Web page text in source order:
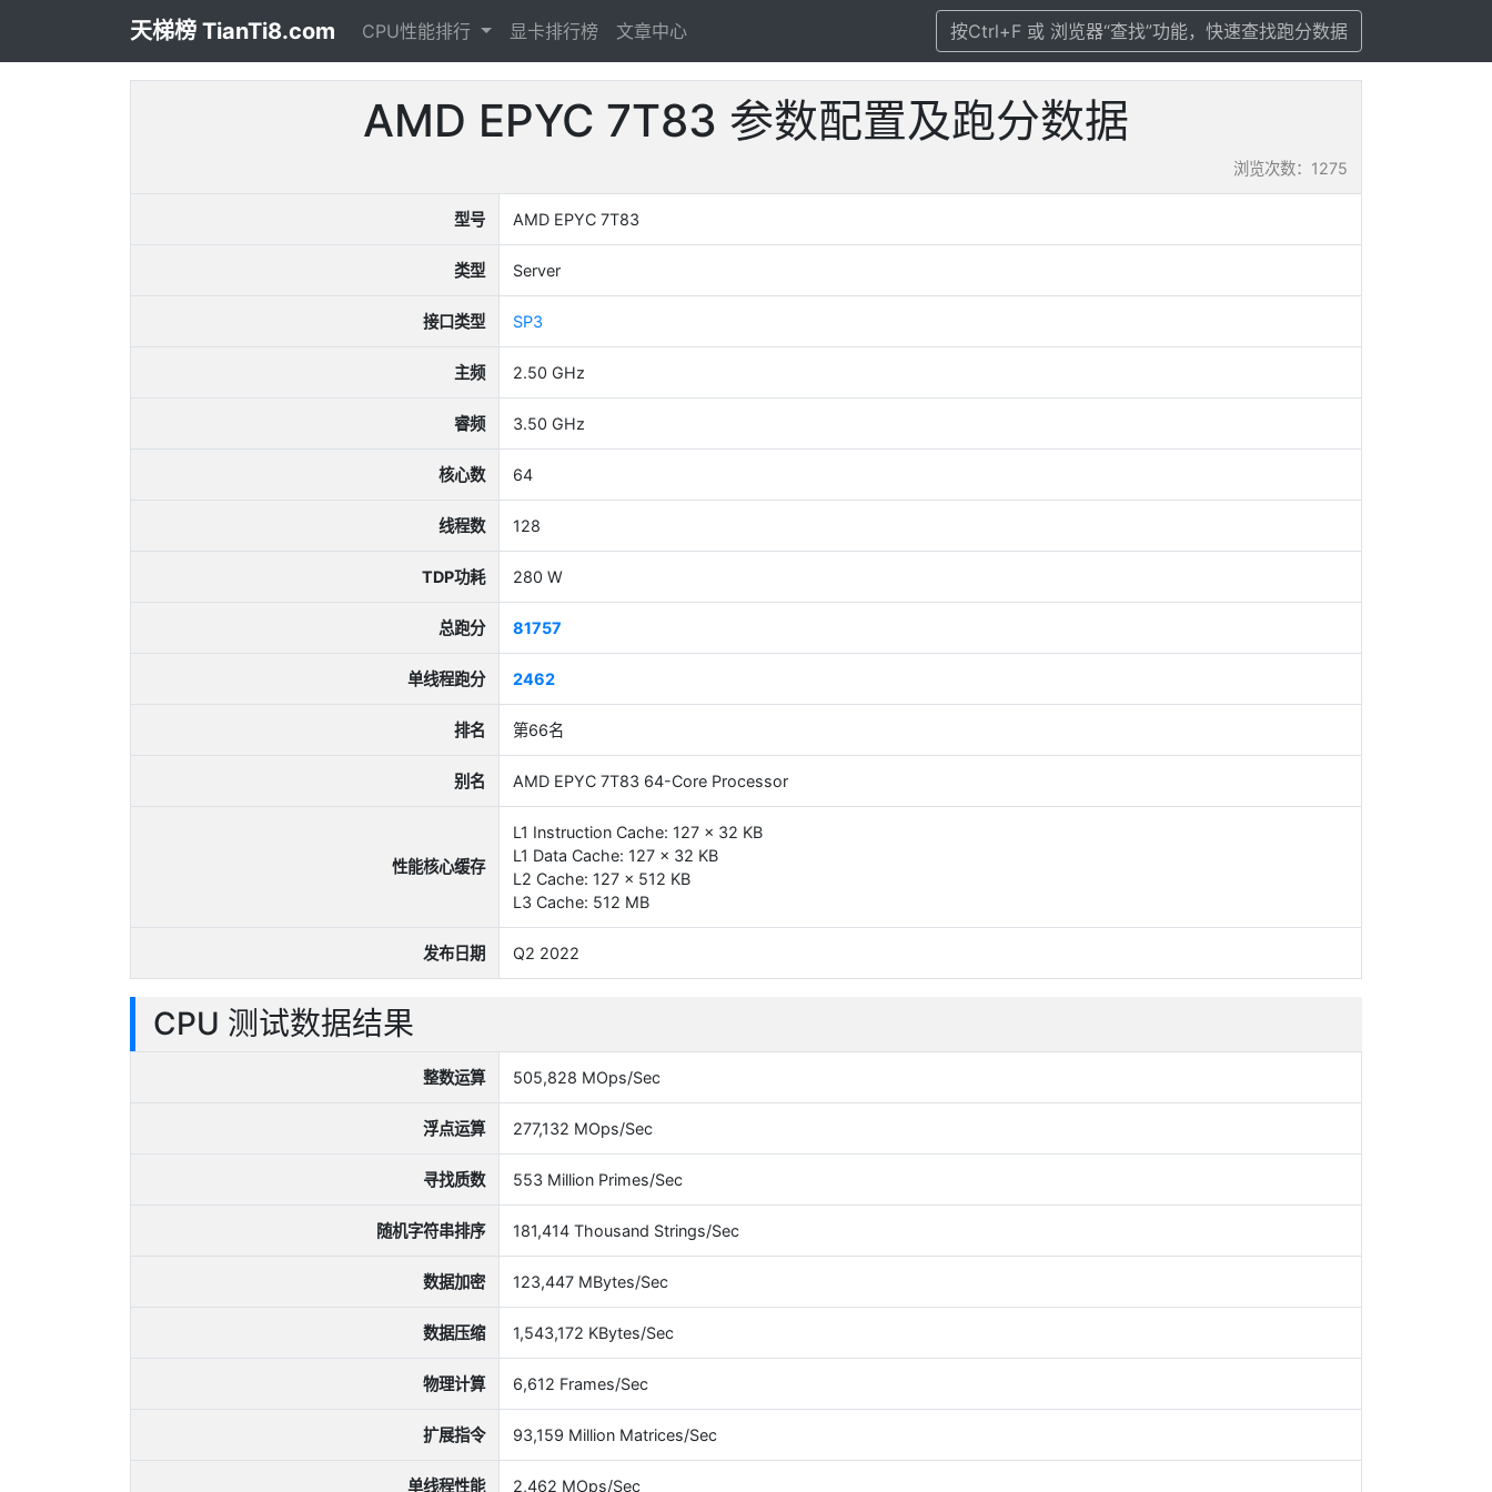
天梯榜 TianTi8.com CPU性能排行 显卡排行榜 文章中心 按Ctrl+F 或 浏览器“查找”功能，快速查找跑分数据
AMD EPYC 7T83 参数配置及跑分数据
浏览次数：1275
型号 AMD EPYC 7T83
类型 Server
接口类型 SP3
主频 2.50 GHz
睿频 3.50 GHz
核心数 64
线程数 128
TDP功耗 280 W
总跑分 81757
单线程跑分 2462
排名 第66名
别名 AMD EPYC 7T83 64-Core Processor
性能核心缓存
L1 Instruction Cache: 127 x 32 KB
L1 Data Cache: 127 x 32 KB
L2 Cache: 127 x 512 KB
L3 Cache: 512 MB
发布日期 Q2 2022
CPU 测试数据结果
整数运算 505,828 MOps/Sec
浮点运算 277,132 MOps/Sec
寻找质数 553 Million Primes/Sec
随机字符串排序 181,414 Thousand Strings/Sec
数据加密 123,447 MBytes/Sec
数据压缩 1,543,172 KBytes/Sec
物理计算 6,612 Frames/Sec
扩展指令 93,159 Million Matrices/Sec
单线程性能 2,462 MOps/Sec